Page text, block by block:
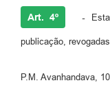
Art. 4º -Esta
publicação,
P.M. Avanhandava,